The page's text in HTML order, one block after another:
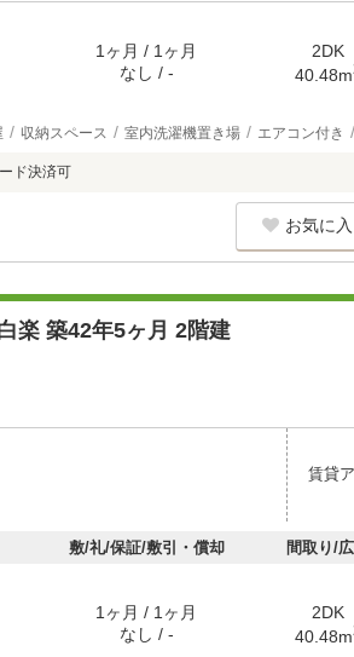
1ヶ月 / 1ヶ月
なし / -
2DK
40.48m
収納スペース 室内洗濯機置き場 エアコン付き
ド決済可
お気に
楽 築42年5ヶ月 2階建
賃貸
敷/礼/保証/敷引・償却 間取り/
1ヶ月 / 1ヶ月
なし / -
2DK
40.48m